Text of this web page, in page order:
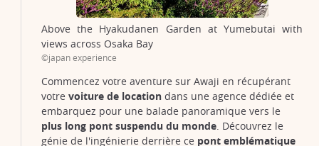
Above the Hyakudanen Garden at Yumebutai with
views across Osaka Bay
©japan experience
Commencez votre aventure sur Awaji en récupérant
votre voiture de location dans une agence dédiée et
embarquez pour une balade panoramique vers le
plus long pont suspendu du monde. Découvrez le
génie de l'ingénierie derrière ce pont emblématique